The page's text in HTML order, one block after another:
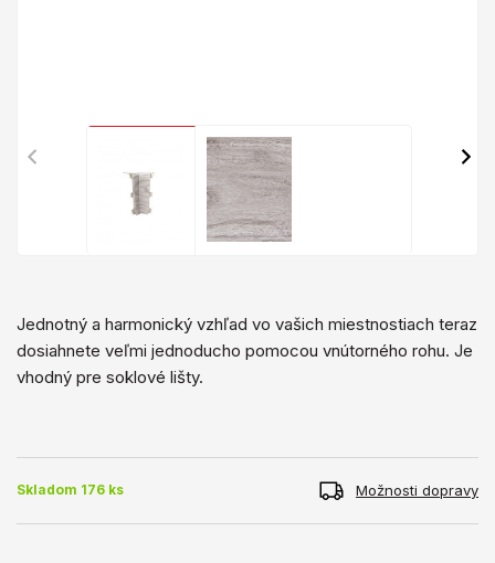
Jednotný a harmonický vzhľad vo vašich miestnostiach teraz
dosiahnete veľmi jednoducho pomocou vnútorného rohu. Je
vhodný pre soklové lišty.
Skladom 176 ks Možnosti dopravy